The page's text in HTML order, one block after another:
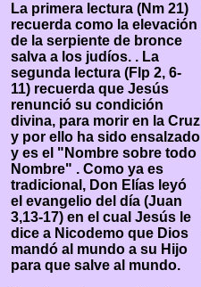
La primera lectura (Nm 21)
recuerda como la elevación
de la serpiente de bronce
salva a los judíos. . La
segunda lectura (Flp 2, 6-
11) recuerda que Jesús
renunció su condición
divina, para morir en la Cruz
y por ello ha sido ensalzado
y es el "Nombre sobre todo
Nombre" . Como ya es
tradicional, Don Elías leyó
el evangelio del día (Juan
3,13-17) en el cual Jesús le
dice a Nicodemo que Dios
mandó al mundo a su Hijo
para que salve al mundo.